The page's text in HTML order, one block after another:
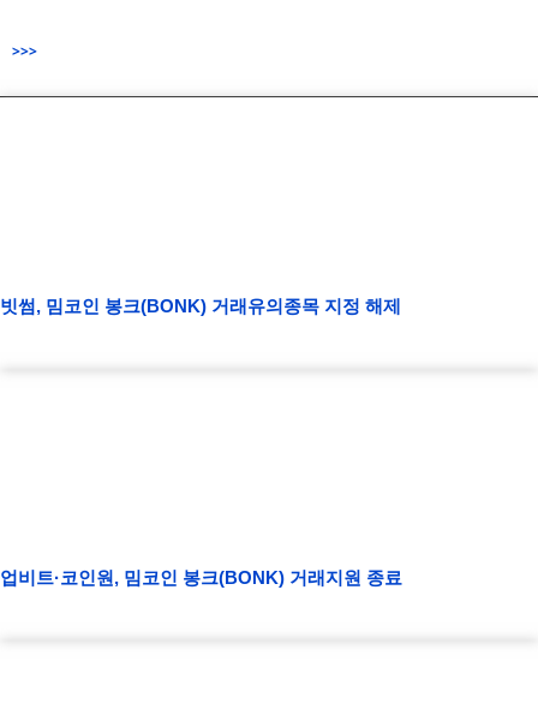
>>>
빗썸, 밈코인 봉크(BONK) 거래유의종목 지정 해제
업비트·코인원, 밈코인 봉크(BONK) 거래지원 종료